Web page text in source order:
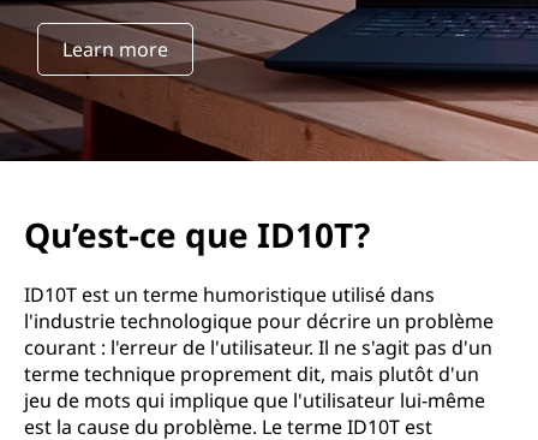
Learn more
Qu’est-ce que ID10T?
ID10T est un terme humoristique utilisé dans
l'industrie technologique pour décrire un problème
courant : l'erreur de l'utilisateur. Il ne s'agit pas d'un
terme technique proprement dit, mais plutôt d'un
jeu de mots qui implique que l'utilisateur lui-même
est la cause du problème. Le terme ID10T est